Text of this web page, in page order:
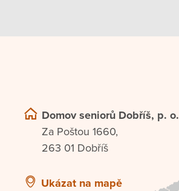
Domov seniorů Dobříš, p. o.
Za Poštou 1660,
263 01 Dobříš
Ukázat na mapě